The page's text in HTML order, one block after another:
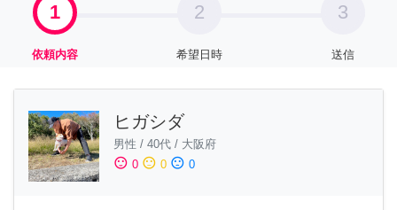
1
依頼内容
2
希望日時
3
送信
ヒガシダ
男性 / 40代 / 大阪府
sentiment_satisfied 0 sentiment_neutral 0 sentiment_dissatisfied 0